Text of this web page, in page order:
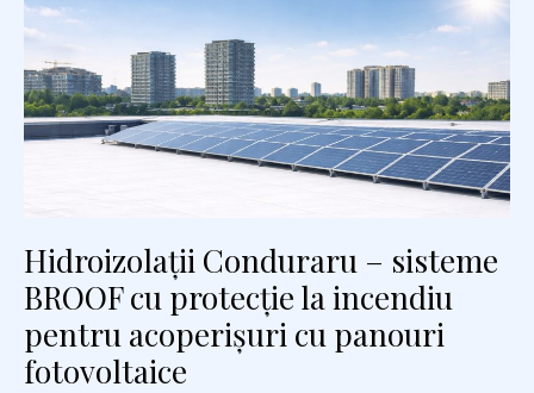
Hidroizolații Conduraru – sisteme
BROOF cu protecție la incendiu
pentru acoperișuri cu panouri
fotovoltaice